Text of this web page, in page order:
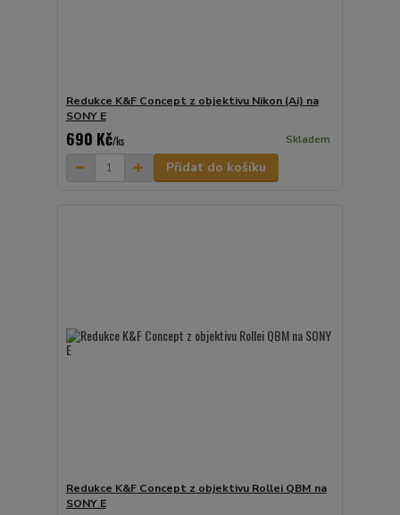
Redukce K&F Concept z objektivu Nikon (Ai) na
SONY E
690 Kč/ks Skladem
Přidat do košíku
Redukce K&F Concept z objektivu Rollei QBM na
SONY E